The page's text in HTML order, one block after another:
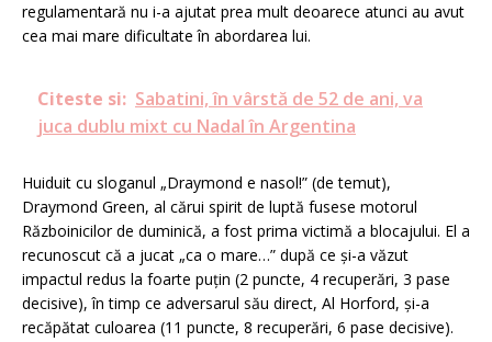
regulamentară nu i-a ajutat prea mult deoarece atunci au avut
cea mai mare dificultate în abordarea lui.
Citeste si: Sabatini, în vârstă de 52 de ani, va
juca dublu mixt cu Nadal în Argentina
Huiduit cu sloganul „Draymond e nasol!” (de temut),
Draymond Green, al cărui spirit de luptă fusese motorul
Războinicilor de duminică, a fost prima victimă a blocajului. El a
recunoscut că a jucat „ca o mare…” după ce și-a văzut
impactul redus la foarte puțin (2 puncte, 4 recuperări, 3 pase
decisive), în timp ce adversarul său direct, Al Horford, și-a
recăpătat culoarea (11 puncte, 8 recuperări, 6 pase decisive).